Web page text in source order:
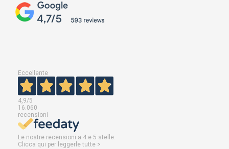
Eccellente
4,9/5
16.060
recensioni
Le nostre recensioni a 4 e 5 stelle.
Clicca qui per leggerle tutte >